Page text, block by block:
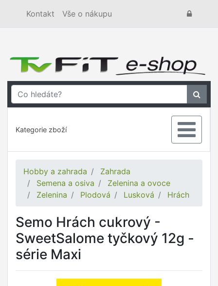
Kontakt Vše o nákupu
Kategorie zboží
Hobby a zahrada
Zahrada
Semena a osiva
Zelenina a ovoce
Zelenina
Plodová Lusková Hrách
Semo Hrách cukrový -
SweetSalome tyčkový 12g -
série Maxi